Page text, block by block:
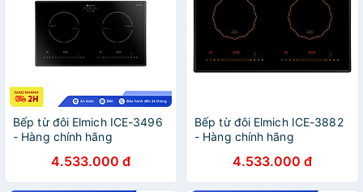
Bếp từ đôi Elmich ICE-3496
- Hàng chính hãng
4.533.000 đ
Bếp từ đôi Elmich ICE-3882
- Hàng chính hãng
4.533.000 đ